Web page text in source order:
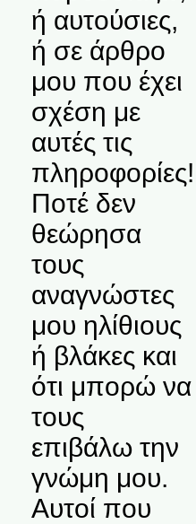
ή αυτούσιες,
ή σε άρθρο
μου που έχει
σχέση με
αυτές τις
πληροφορίες!
Ποτέ δεν
θεώρησα
τους
αναγνώστες
μου ηλίθιους
ή βλάκες και
ότι μπορώ να
τους
επιβάλω την
γνώμη μου.
Αυτοί που